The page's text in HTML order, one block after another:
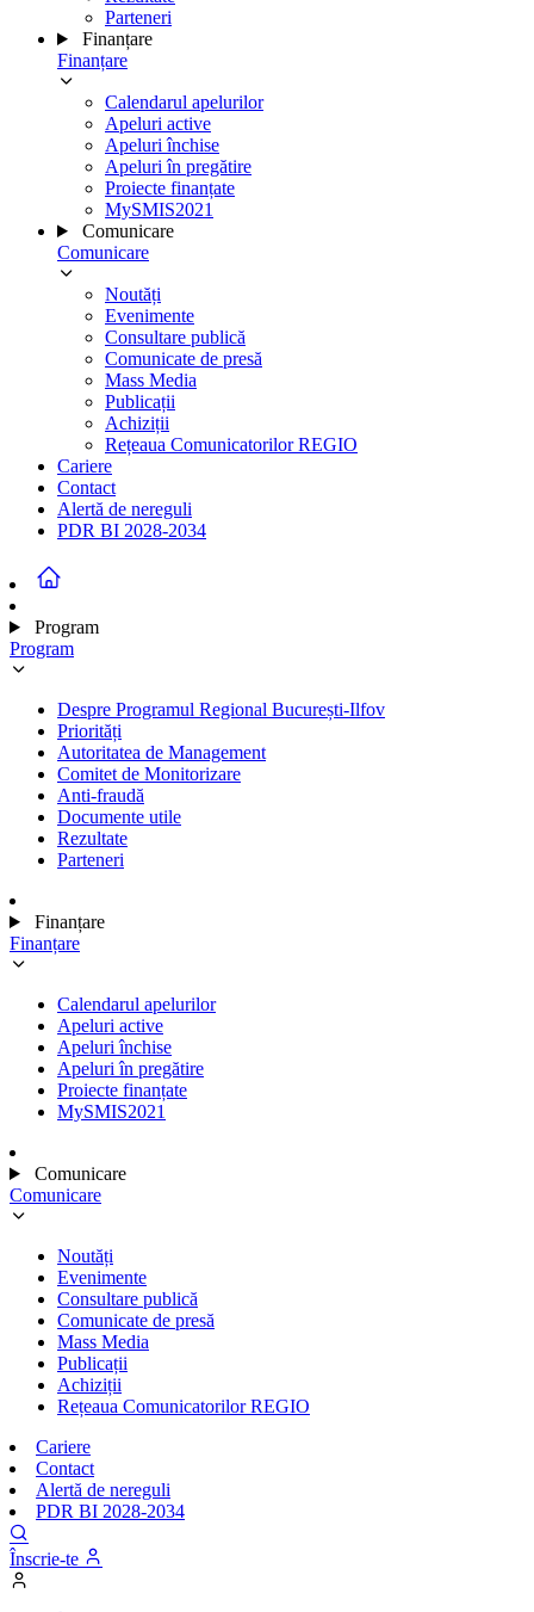
Parteneri
Finanțare
Finanțare
Calendarul apelurilor
Apeluri active
Apeluri închise
Apeluri în pregătire
Proiecte finanțate
MySMIS2021
Comunicare
Comunicare
Noutăți
Evenimente
Consultare publică
Comunicate de presă
Mass Media
Publicații
Achiziții
Rețeaua Comunicatorilor REGIO
Cariere
Contact
Alertă de nereguli
PDR BI 2028-2034
Program
Program
Despre Programul Regional București-Ilfov
Priorități
Autoritatea de Management
Comitet de Monitorizare
Anti-fraudă
Documente utile
Rezultate
Parteneri
Finanțare
Finanțare
Calendarul apelurilor
Apeluri active
Apeluri închise
Apeluri în pregătire
Proiecte finanțate
MySMIS2021
Comunicare
Comunicare
Noutăți
Evenimente
Consultare publică
Comunicate de presă
Mass Media
Publicații
Achiziții
Rețeaua Comunicatorilor REGIO
Cariere
Contact
Alertă de nereguli
PDR BI 2028-2034
Înscrie-te